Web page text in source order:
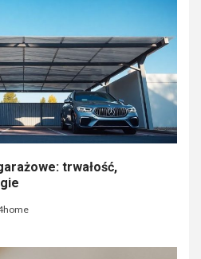
trwałość,